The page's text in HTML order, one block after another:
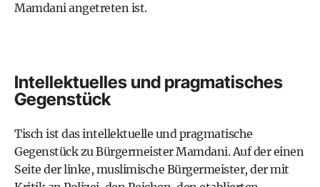
Mamdani angetreten ist.
Intellektuelles und pragmatisches
Gegenstück
Tisch ist das intellektuelle und pragmatische
Gegenstück zu Bürgermeister Mamdani. Auf der einen
Seite der linke, muslimische Bürgermeister, der mit